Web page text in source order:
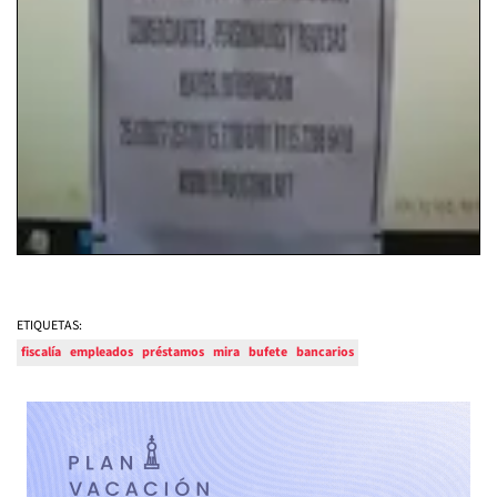
ETIQUETAS:
fiscalía empleados préstamos mira bufete bancarios